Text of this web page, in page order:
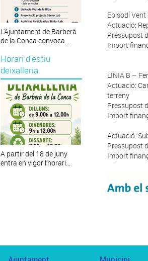
L'Ajuntament de Barberà
de la Conca convoca...
Horari d'estiu
deixalleria
A partir del 18 de juny
entra en vigor l’horari...
Episodi Vent
Actuació:
Pressupost
Import
LÍNIA B –
Actuació:
terreny
Pressupost
Import
Actuació:
Pressupost
Import